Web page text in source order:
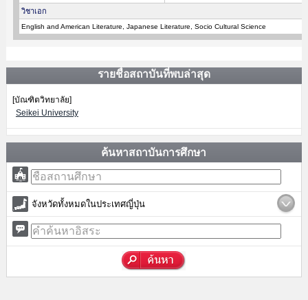
วิชาเอก
English and American Literature, Japanese Literature, Socio Cultural Science
รายชื่อสถาบันที่พบล่าสุด
[บัณฑิตวิทยาลัย]
Seikei University
ค้นหาสถาบันการศึกษา
จังหวัดทั้งหมดในประเทศญี่ปุ่น